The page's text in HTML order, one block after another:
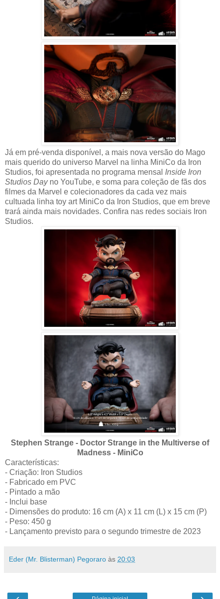
Já em pré-venda disponível, a mais nova versão do Mago
mais querido do universo Marvel na linha MiniCo da Iron
Studios, foi apresentada no programa mensal Inside Iron
Studios Dayno YouTube, e soma para coleção de fãs dos
filmes da Marvel e colecionadores da cada vez mais
cultuada linha toy art MiniCo da Iron Studios, que em breve
trará ainda mais novidades. Confira nas redes sociais Iron
Studios.
Stephen Strange - Doctor Strange in the Multiverse of
Madness - MiniCo
Características:
- Criação: Iron Studios
- Fabricado em PVC
- Pintado a mão
- Inclui base
- Dimensões do produto: 16 cm (A) x 11 cm (L) x 15 cm (P)
- Peso: 450 g
- Lançamento previsto para o segundo trimestre de 2023
Eder (Mr. Blisterman) Pegoraro às 20:03